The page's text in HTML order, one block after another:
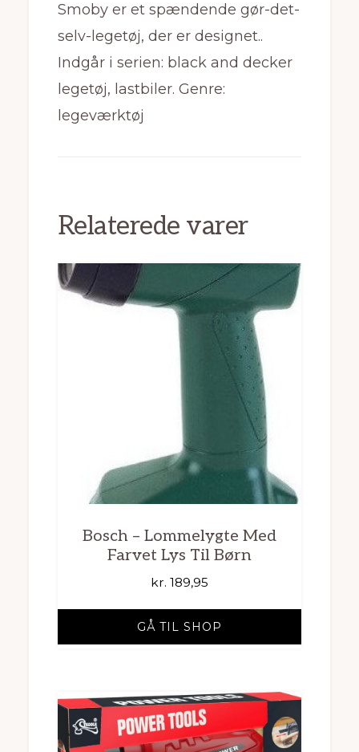
Smoby er et spændende gør-det-
selv-legetøj, der er designet..
Indgår i serien: black and decker
legetøj, lastbiler. Genre:
legeværktøj
Relaterede varer
Bosch – Lommelygte Med
Farvet Lys Til Børn
kr. 189,95
GÅ TIL SHOP